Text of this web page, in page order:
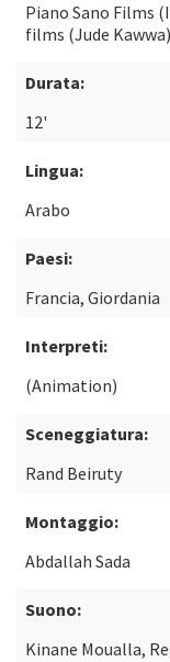
Piano Sano Films
films (Jude Kawwa)
Durata:
12'
Lingua:
Arabo
Paesi:
Francia, Giordania
Interpreti:
(Animation)
Sceneggiatura:
Rand Beiruty
Montaggio:
Abdallah Sada
Suono:
Kinane Moualla,